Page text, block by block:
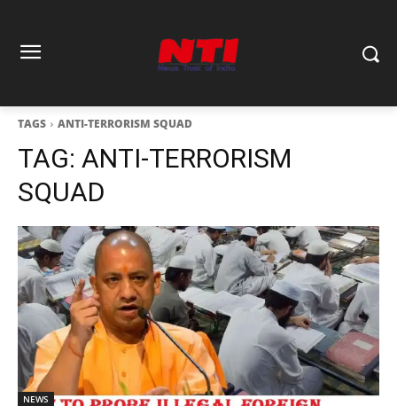
TAGS ANTI-TERRORISM SQUAD
TAG: ANTI-TERRORISM
SQUAD
NEWS